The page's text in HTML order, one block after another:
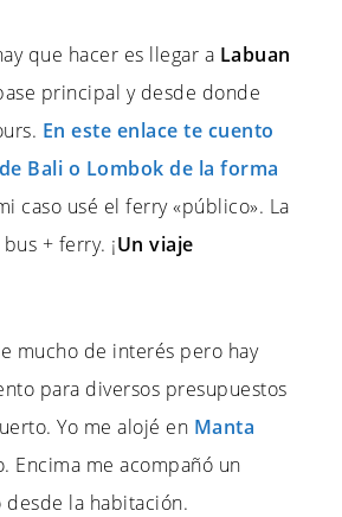
que hacer es llegar a Labuan
principal y desde donde
En este enlace te cuento
Bali o Lombok de la forma
caso usé el ferry «público». La
+ ferry. ¡Un viaje
mucho de interés pero hay
para diversos presupuestos
Yo me alojé en Manta
Encima me acompañó un
la habitación.